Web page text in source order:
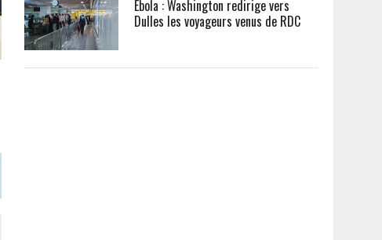
Ebola : Washington redirige vers
Dulles les voyageurs venus de RDC